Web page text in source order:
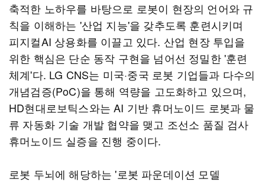
축적한 노하우를 바탕으로 로봇이 현장의 언어와 규
칙을 이해하는 '산업 지능'을 갖추도록 훈련시키며
피지컬AI 상용화를 이끌고 있다. 산업 현장 투입을
위한 핵심은 단순 동작 구현을 넘어선 정밀한 '훈련
체계'다. LG CNS는 미국·중국 로봇 기업들과 다수의
개념검증(PoC)을 통해 역량을 고도화하고 있으며,
HD현대로보틱스와는 AI 기반 휴머노이드 로봇과 물
류 자동화 기술 개발 협약을 맺고 조선소 품질 검사
휴머노이드 실증을 진행 중이다.
로봇 두뇌에 해당하는 '로봇 파운데이션 모델